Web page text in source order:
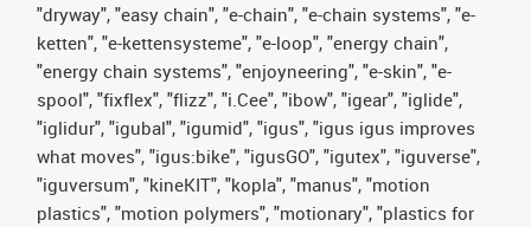
"dryway", "easy chain", "e-chain", "e-chain systems", "e-
ketten", "e-kettensysteme", "e-loop", "energy chain",
"energy chain systems", "enjoyneering", "e-skin", "e-
spool", "fixflex", "flizz", "i.Cee", "ibow", "igear", "iglide",
"iglidur", "igubal", "igumid", "igus", "igus igus improves
what moves", "igus:bike", "igusGO", "igutex", "iguverse",
"iguversum", "kineKIT", "kopla", "manus", "motion
plastics", "motion polymers", "motionary", "plastics for